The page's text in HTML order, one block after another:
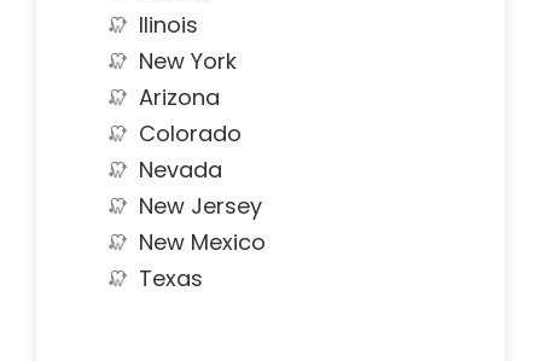
Ilinois
New York
Arizona
Colorado
Nevada
New Jersey
New Mexico
Texas